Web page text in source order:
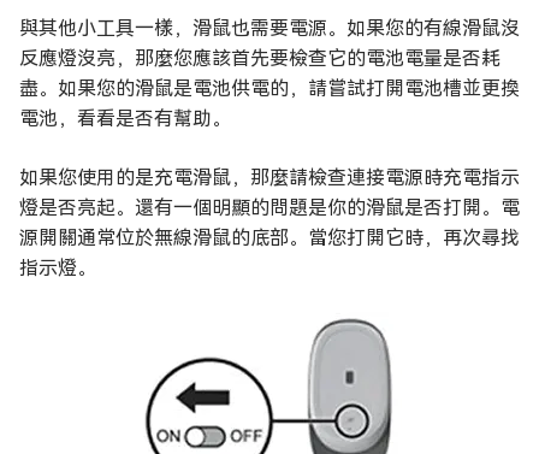
與其他小工具一樣，滑鼠也需要電源。如果您的有線滑鼠沒
反應燈沒亮，那麼您應該首先要檢查它的電池電量是否耗
盡。如果您的滑鼠是電池供電的，請嘗試打開電池槽並更換
電池，看看是否有幫助。
如果您使用的是充電滑鼠，那麼請檢查連接電源時充電指示
燈是否亮起。還有一個明顯的問題是你的滑鼠是否打開。電
源開關通常位於無線滑鼠的底部。當您打開它時，再次尋找
指示燈。